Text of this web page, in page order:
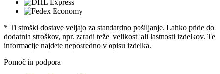
* Ti stroški dostave veljajo za standardno pošiljanje. Lahko pride do
dodatnih stroškov, npr. zaradi teže, velikosti ali lastnosti izdelkov. Te
informacije najdete neposredno v opisu izdelka.
Pomoč in podpora